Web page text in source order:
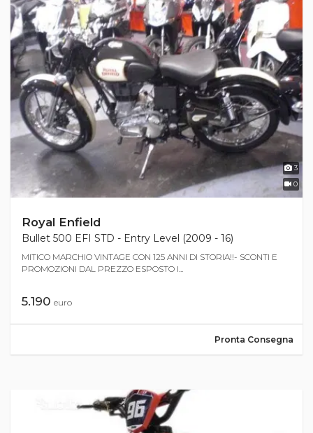
3
0
Royal Enfield
Bullet 500 EFI STD - Entry Level (2009 - 16)
MITICO MARCHIO VINTAGE CON 125 ANNI DI STORIA!!- SCONTI E
PROMOZIONI DAL PREZZO ESPOSTO I...
5.190 euro
Pronta Consegna